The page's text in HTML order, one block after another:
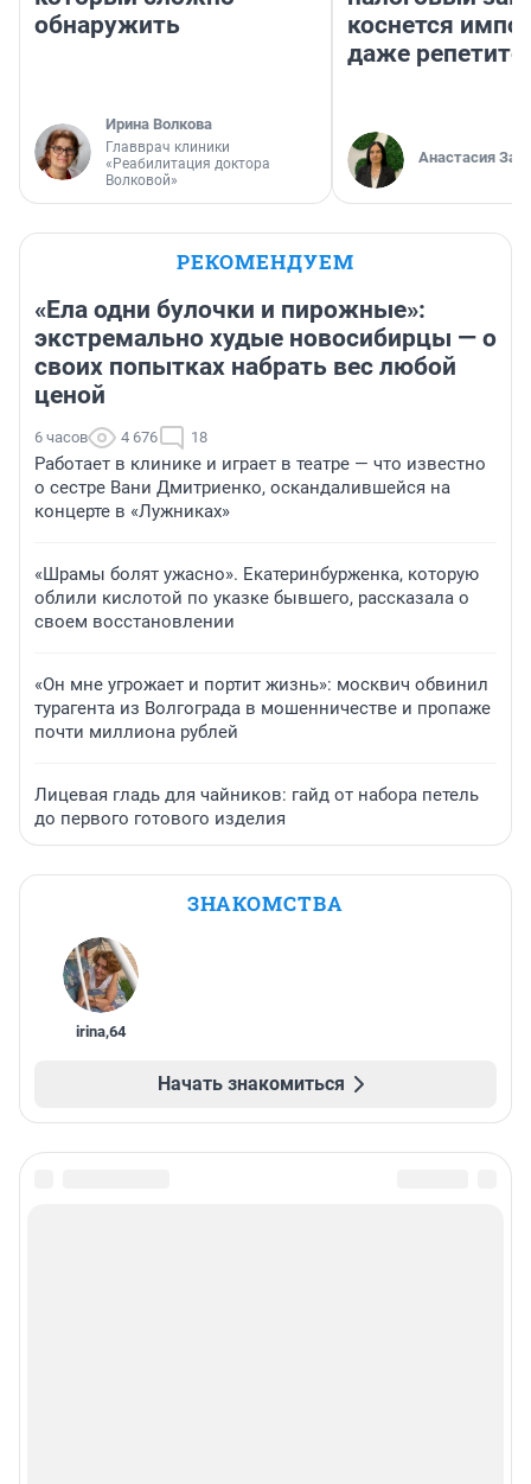
обнаружить
Ирина Волкова
Главврач клиники
«Реабилитация доктора
Волковой»
коснется
даже
Анастасия
РЕКОМЕНДУЕМ
«Ела одни булочки и пирожные»:
экстремально худые новосибирцы — о
своих попытках набрать вес любой
ценой
6 часов 4 676 18
Работает в клинике и играет в театре — что известно
о сестре Вани Дмитриенко, оскандалившейся на
концерте в «Лужниках»
«Шрамы болят ужасно». Екатеринбурженка, которую
облили кислотой по указке бывшего, рассказала о
своем восстановлении
«Он мне угрожает и портит жизнь»: москвич обвинил
турагента из Волгограда в мошенничестве и пропаже
почти миллиона рублей
Лицевая гладь для чайников: гайд от набора петель
до первого готового изделия
ЗНАКОМСТВА
irina,64
Начать знакомиться